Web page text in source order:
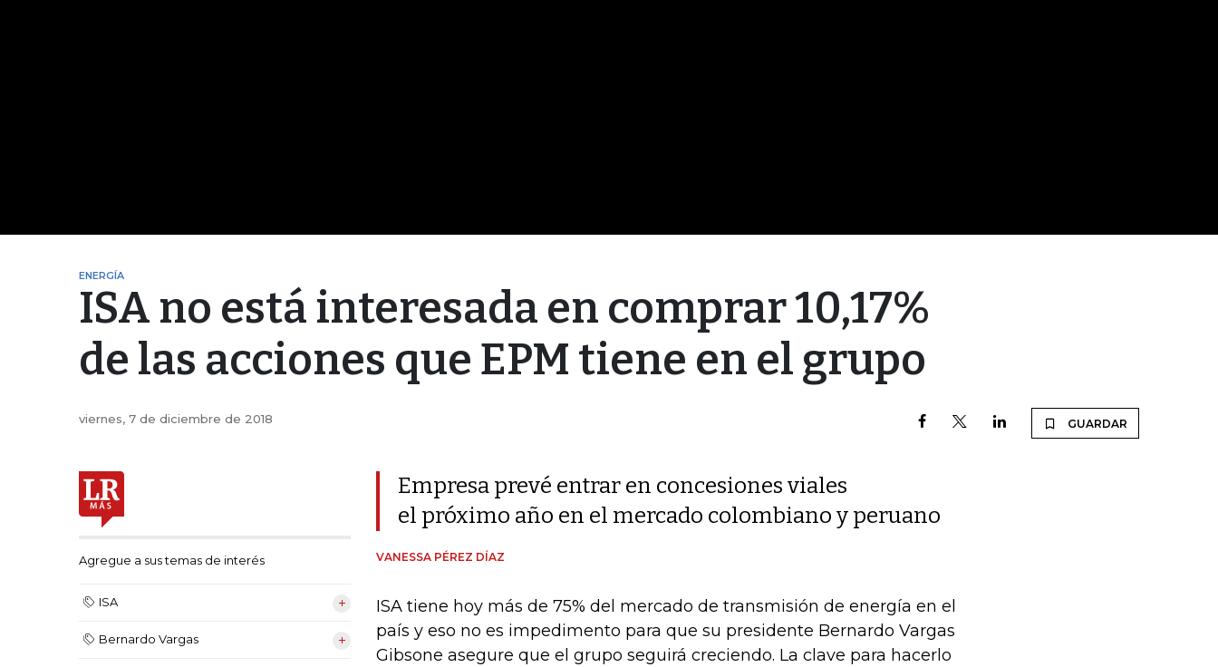
ENERGÍA
ISA no está interesada en comprar 10,17%
de las acciones que EPM tiene en el grupo
viernes, 7 de diciembre de 2018 GUARDAR
Agregue a sus temas de interés
ISA
Bernardo Vargas
Empresa prevé entrar en concesiones viales
el próximo año en el mercado colombiano y peruano
VANESSA PÉREZ DÍAZ
ISA tiene hoy más de 75% del mercado de transmisión de energía en el
país y eso no es impedimento para que su presidente Bernardo Vargas
Gibsone asegure que el grupo seguirá creciendo. La clave para hacerlo